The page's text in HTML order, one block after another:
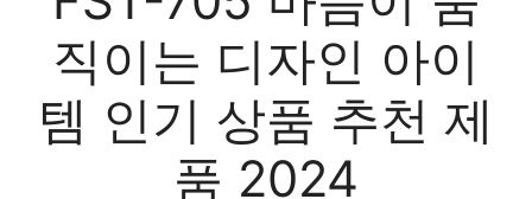
직이는 디자인 아이
템 인기 상품 추천 제
품 2024